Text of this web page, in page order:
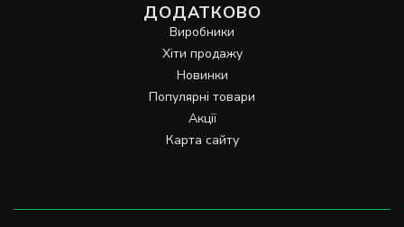
ДОДАТКОВО
Виробники
Хіти продажу
Новинки
Популярні товари
Акції
Карта сайту